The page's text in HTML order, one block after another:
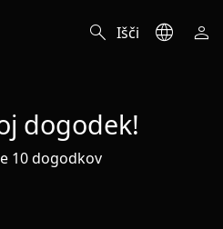
search Išči language person
dogodek!
10 dogodkov